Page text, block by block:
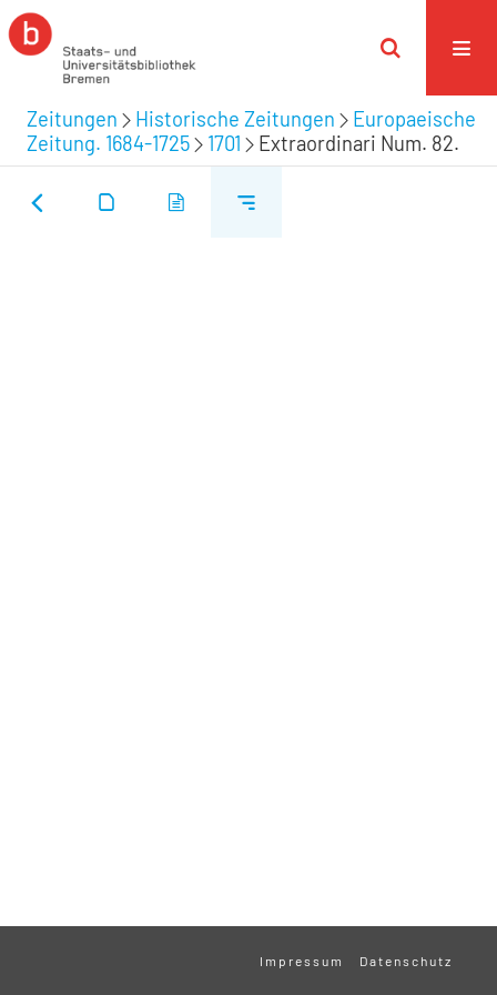
Zeitungen Historische Zeitungen
Europaeische
Zeitung. 1684-1725
1701 Extraordinari Num. 82.
Impressum Datenschutz